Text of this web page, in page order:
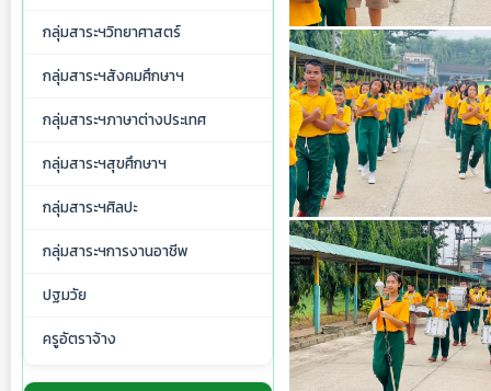
กลุ่มสาระฯวิทยาศาสตร์
กลุ่มสาระฯสังคมศึกษาฯ
กลุ่มสาระฯภาษาต่างประเทศ
กลุ่มสาระฯสุขศึกษาฯ
กลุ่มสาระฯศิลปะ
กลุ่มสาระฯการงานอาชีพ
ปฐมวัย
ครูอัตราจ้าง